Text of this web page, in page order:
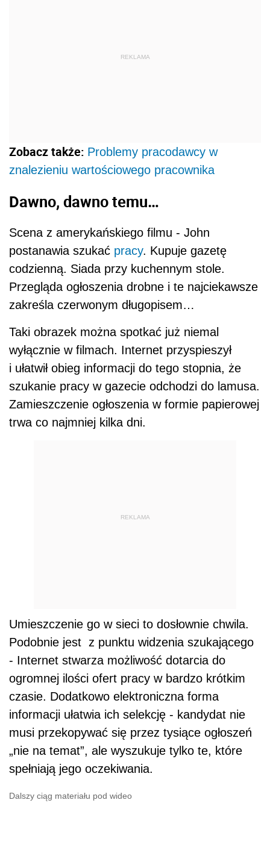
REKLAMA
Zobacz także: Problemy pracodawcy w
znalezieniu wartościowego pracownika
Dawno, dawno temu…
Scena z amerykańskiego filmu - John
postanawia szukać pracy. Kupuje gazetę
codzienną. Siada przy kuchennym stole.
Przegląda ogłoszenia drobne i te najciekawsze
zakreśla czerwonym długopisem…
Taki obrazek można spotkać już niemal
wyłącznie w filmach. Internet przyspieszył
i ułatwił obieg informacji do tego stopnia, że
szukanie pracy w gazecie odchodzi do lamusa.
Zamieszczenie ogłoszenia w formie papierowej
trwa co najmniej kilka dni.
REKLAMA
Umieszczenie go w sieci to dosłownie chwila.
Podobnie jest z punktu widzenia szukającego
- Internet stwarza możliwość dotarcia do
ogromnej ilości ofert pracy w bardzo krótkim
czasie. Dodatkowo elektroniczna forma
informacji ułatwia ich selekcję - kandydat nie
musi przekopywać się przez tysiące ogłoszeń
„nie na temat”, ale wyszukuje tylko te, które
spełniają jego oczekiwania.
Dalszy ciąg materiału pod wideo